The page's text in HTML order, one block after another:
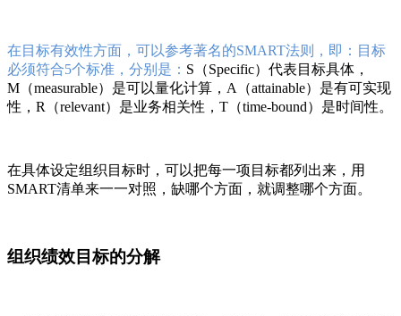
在目标有效性方面，可以参考著名的SMART法则，即：目标
必须符合5个标准，分别是： S（Specific）代表目标具体，
M（measurable）是可以量化计算，A（attainable）是有可实现
性，R（relevant）是业务相关性，T（time-bound）是时间性。
在具体设定组织目标时，可以把每一项目标都列出来，用
SMART清单来一一对照，缺哪个方面，就调整哪个方面。
组织绩效目标的分解